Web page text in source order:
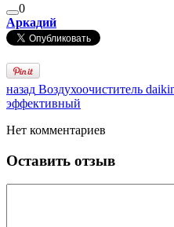
0
Аркадий
назад Воздухоочиститель
эффективный
Нет комментариев
Оставить отзыв